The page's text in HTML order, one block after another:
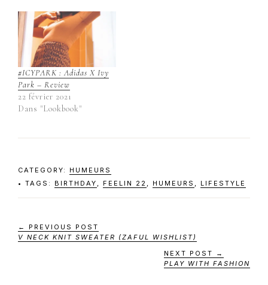
#ICYPARK : Adidas X Ivy
Park – Review
22 février 2021
Dans "Lookbook"
CATEGORY: HUMEURS
TAGS: BIRTHDAY , FEELIN 22 , HUMEURS , LIFESTYLE
← PREVIOUS POST
V NECK KNIT SWEATER (ZAFUL WISHLIST)
NEXT POST →
PLAY WITH FASHION